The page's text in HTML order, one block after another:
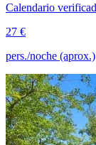
Calendario
27 €
pers./noche (aprox.)